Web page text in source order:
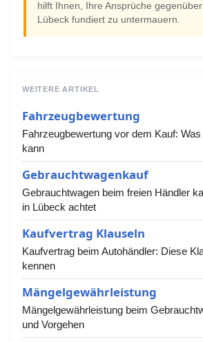
hilft Ihnen, Ihre Ansprüche
Lübeck fundiert zu untermauern.
WEITERE ARTIKEL
Fahrzeugbewertung
Fahrzeugbewertung vor dem Kauf:
kann
Gebrauchtwagenkauf
Gebrauchtwagen beim freien Händler
in Lübeck achtet
Kaufvertrag Klauseln
Kaufvertrag beim Autohändler: Diese
kennen
Mängelgewährleistung
Mängelgewährleistung beim
und Vorgehen